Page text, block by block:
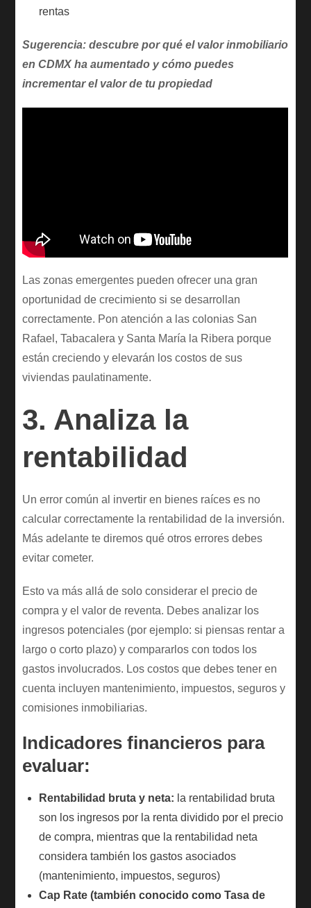
rentas
Sugerencia: descubre por qué el valor inmobiliario
en CDMX ha aumentado y cómo puedes
incrementar el valor de tu propiedad
Las zonas emergentes pueden ofrecer una gran
oportunidad de crecimiento si se desarrollan
correctamente. Pon atención a las colonias San
Rafael, Tabacalera y Santa María la Ribera porque
están creciendo y elevarán los costos de sus
viviendas paulatinamente.
3. Analiza la
rentabilidad
Un error común al invertir en bienes raíces es no
calcular correctamente la rentabilidad de la inversión.
Más adelante te diremos qué otros errores debes
evitar cometer.
Esto va más allá de solo considerar el precio de
compra y el valor de reventa. Debes analizar los
ingresos potenciales (por ejemplo: si piensas rentar a
largo o corto plazo) y compararlos con todos los
gastos involucrados. Los costos que debes tener en
cuenta incluyen mantenimiento, impuestos, seguros y
comisiones inmobiliarias.
Indicadores financieros para
evaluar:
Rentabilidad bruta y neta: la rentabilidad bruta
son los ingresos por la renta dividido por el precio
de compra, mientras que la rentabilidad neta
considera también los gastos asociados
(mantenimiento, impuestos, seguros)
Cap Rate (también conocido como Tasa de